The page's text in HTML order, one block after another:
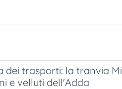
trasporti: la tranvia
e velluti dell'Adda